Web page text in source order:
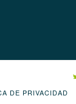
DE PRIVACIDAD